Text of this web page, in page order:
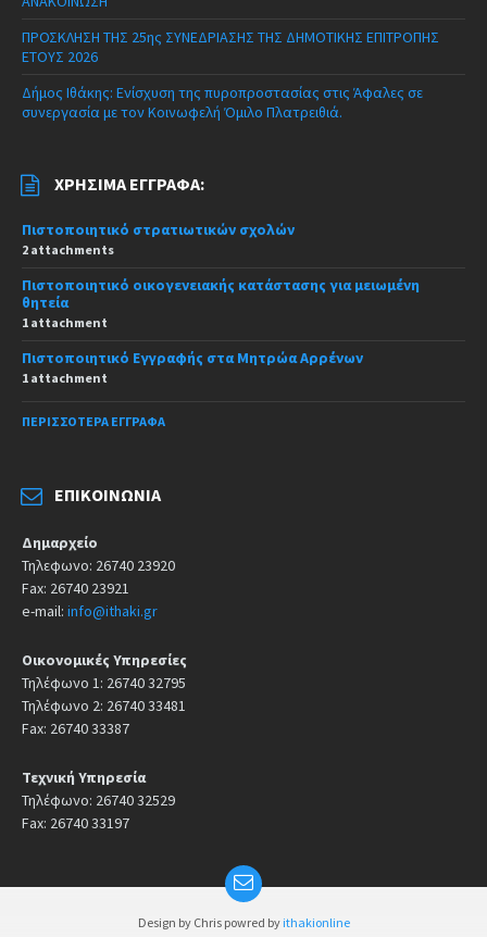
ΠΡΟΣΚΛΗΣΗ ΤΗΣ 25ης ΣΥΝΕΔΡΙΑΣΗΣ ΤΗΣ ΔΗΜΟΤΙΚΗΣ ΕΠΙΤΡΟΠΗΣ
ΕΤΟΥΣ 2026
Δήμος Ιθάκης: Ενίσχυση της πυροπροστασίας στις Άφαλες σε
συνεργασία με τον Κοινωφελή Όμιλο Πλατρειθιά.
ΧΡΉΣΙΜΑ ΈΓΓΡΑΦΑ:
Πιστοποιητικό στρατιωτικών σχολών
2 attachments
Πιστοποιητικό οικογενειακής κατάστασης για μειωμένη
θητεία
1 attachment
Πιστοποιητικό Εγγραφής στα Μητρώα Αρρένων
1 attachment
ΠΕΡΙΣΣΌΤΕΡΑ ΈΓΓΡΑΦΑ
ΕΠΙΚΟΙΝΩΝΊΑ
Δημαρχείο
Τηλεφωνο: 26740 23920
Fax: 26740 23921
e-mail: info@ithaki.gr
Οικονομικές Υπηρεσίες
Τηλέφωνο 1: 26740 32795
Τηλέφωνο 2: 26740 33481
Fax: 26740 33387
Τεχνική Υπηρεσία
Τηλέφωνο: 26740 32529
Fax: 26740 33197
Design by Chris powred by ithakionline